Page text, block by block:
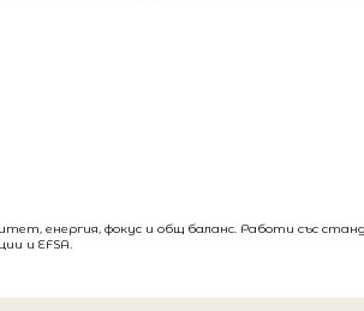
енергия, фокус и общ баланс. Работи със
и EFSA.